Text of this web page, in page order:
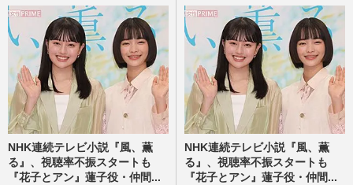
NHK連続テレビ小説『風、薫
る』、視聴率不振スタートも
『花子とアン』蓮子役・仲間...
NHK連続テレビ小説『風、薫
る』、視聴率不振スタートも
『花子とアン』蓮子役・仲間...